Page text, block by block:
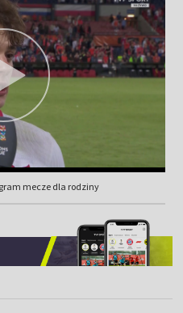
mecze dla rodziny